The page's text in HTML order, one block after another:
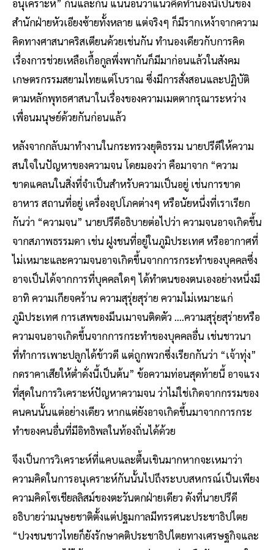
อนุเคราะห์” กันและกัน แน่นอนว่าแนวคิดทำนองนี้เป็นของ
สำนักฝ่ายหัวเอียงซ้ายทั้งหลาย แต่จริงๆ ก็มีรากเหง้าจากความ
คิดทางศาสนาคริสเตียนด้วยเช่นกัน ทำนองเดียวกับการคิด
เรื่องการช่วยเหลือเกื้อกูลพึ่งพากันก็มีมาก่อนแล้วในสังคม
เกษตรกรรมสยามไทยแต่โบราณ ซึ่งมีการสั่งสอนและปฏิบัติ
ตามหลักพุทธศาสนาในเรื่องของความเมตตากรุณาระหว่าง
เพื่อนมนุษย์ด้วยกันก่อนแล้ว
หลังจากกลับมาทำงานในกระทรวงยุติธรรม นายปรีดีให้ความ
สนใจในปัญหาของความจน โดยมองว่า คือมาจาก “ความ
ขาดแคลนในสิ่งที่จำเป็นสำหรับความเป็นอยู่ เช่นการขาด
อาหาร สถานที่อยู่ เครื่องอุปโภคต่างๆ หรือนัยหนึ่งที่เราเรียก
กันว่า “ความจน” นายปรีดีอธิบายต่อไปว่า ความจนอาจเกิดขึ้น
จากสภาพธรรมดา เช่น ฝูงชนที่อยู่ในภูมิประเทศ หรืออากาศที่
ไม่เหมาะและความจนอาจเกิดขึ้นจากการกระทำของบุคคลซึ่ง
อาจเป็นได้จากการที่บุคคลใดๆ ได้ทำตนของตนเองอย่างหนึ่งมี
อาทิ ความเกียจคร้าน ความสุรุ่ยสุร่าย ความไม่เหมาะแก่
ภูมิประเทศ การเสพของมึนเมาจนติดตัว ….ความสุรุ่ยสุร่ายหรือ
ความจนอาจเกิดขึ้นจากการกระทำของบุคคลอื่น เช่นชาวนา
ที่ทำการเพาะปลูกได้ข้าวดี แต่ถูกพวกซึ่งเรียกกันว่า “เจ้าทุ่ง”
กดราคาเสียให้ต่ำดั่งนี้เป็นต้น” ข้อความท่อนสุดท้ายนี้ อาจแรง
ที่สุดในการวิเคราะห์ปัญหาความจน ว่าไม่ใช่เกิดจากกรรมของ
คนคนนั้นแต่อย่างเดียว หากแต่ยังอาจเกิดขึ้นมาจากการกระ
ทำของคนอื่นที่มีอิทธิพลในท้องถิ่นได้ด้วย
จึงเป็นการวิเคราะห์ที่แคบและตื้นเขินมากหากจะเหมาว่า
ความคิดในการอนุเคราะห์กันนั้นไปถึงระบบสหกรณ์เป็นเพียง
ความคิดโซเชียลลิสม์ของตะวันตกฝ่ายเดียว ดังที่นายปรีดี
อธิบายว่ามนุษยชาติตั้งแต่ปฐมกาลมีทรรศนะประชาธิปไตย
“ปวงชนชาวไทยก็ยังรักษาคติประชาธิปไตยทางเศรษฐกิจและ